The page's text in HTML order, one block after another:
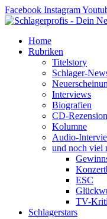
Zum
Inhalt
Facebook Instagram
Home
Rubriken
Titelstory
Schlager-
Interviews
Biografien
CD-Rezension
Kolumne
Audio-
und noch viel
ESC
TV-
Schlagerstars